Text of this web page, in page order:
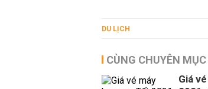
DU LỊCH
CÙNG CHUYÊN MỤC
Giá